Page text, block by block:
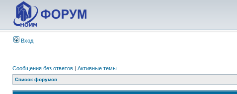
Вход
Сообщения без ответов | Активные темы
Список форумов